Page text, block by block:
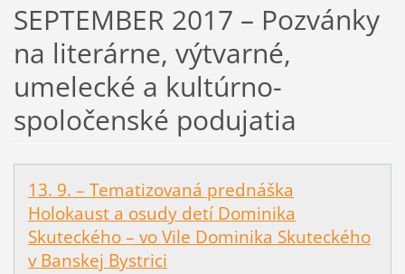
SEPTEMBER 2017 – Pozvánky
na literárne, výtvarné,
umelecké a kultúrno-
spoločenské podujatia
13. 9. – Tematizovaná prednáška
Holokaust a osudy detí Dominika
Skuteckého – vo Vile Dominika Skuteckého
v Banskej Bystrici